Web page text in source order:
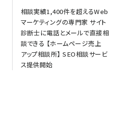
相談実績1,400件を超えるWeb
マーケティングの専門家 サイト
診断士に電話とメールで直接相
談できる 【ホームページ売上
アップ相談所】 SEO相談サービ
ス提供開始